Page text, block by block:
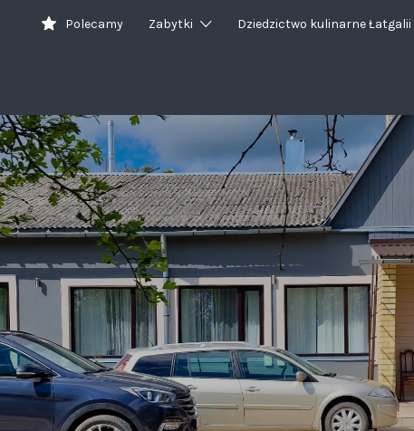
Polecamy Zabytki Dziedzictwo kulinarne Łatgalii